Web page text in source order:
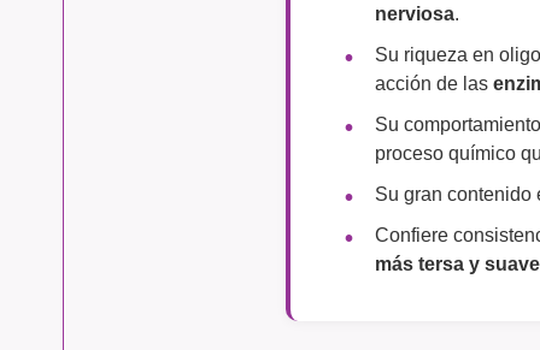
nerviosa
Su riqueza en
acción de las
Su
proceso químico
Su gran contenido
Confiere
más tersa y suave